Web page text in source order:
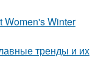
Women's Winter
тренды и их